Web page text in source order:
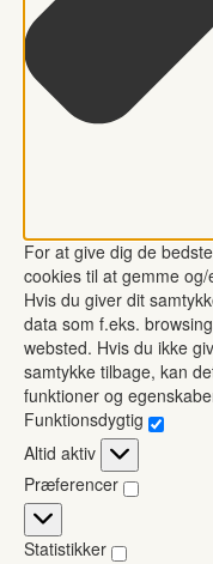
For at give dig de
cookies til at gemme
Hvis du giver dit
data som f.eks.
websted. Hvis du ikke
samtykke tilbage, kan
funktioner og
Funktionsdygtig
Funktionsdygtig
Altid aktiv
Præferencer
Præferencer
Statistikker